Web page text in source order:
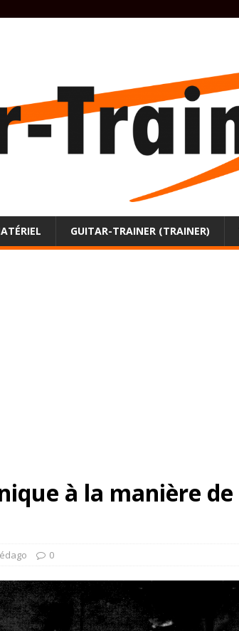
GUITAR-TRAINER (TRAINER)
à la manière de
0